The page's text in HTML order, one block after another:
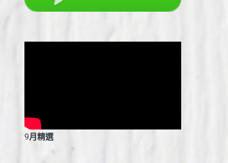
9月精選